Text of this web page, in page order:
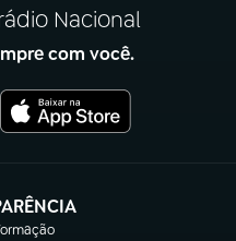
Nacional
com você.
em nova aba)